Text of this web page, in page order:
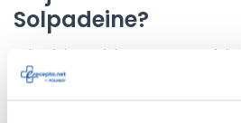
Solpadeine?
Solpadeine to lek stosowany w
który po zastosowaniu zaczyna